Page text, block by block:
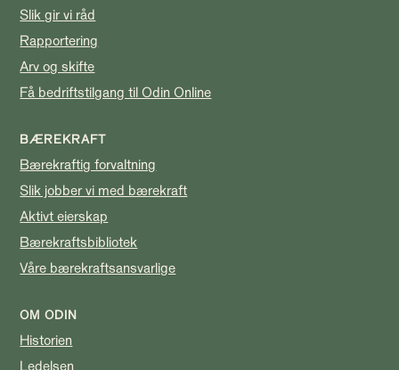
Slik gir vi råd
Rapportering
Arv og skifte
Få bedriftstilgang til Odin Online
BÆREKRAFT
Bærekraftig forvaltning
Slik jobber vi med bærekraft
Aktivt eierskap
Bærekraftsbibliotek
Våre bærekraftsansvarlige
OM ODIN
Historien